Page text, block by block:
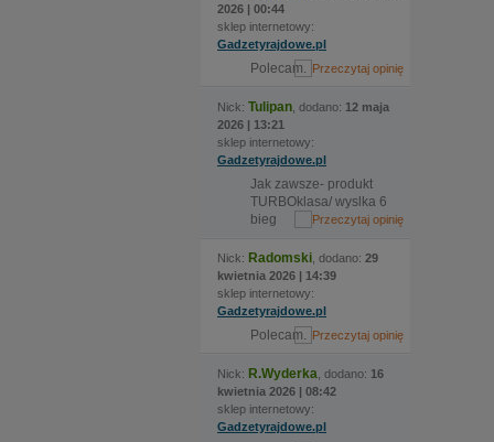
2026 | 00:44
sklep internetowy:
Gadzetyrajdowe.pl
Polecam.
Nick: Tulipan , dodano: 12 maja
2026 | 13:21
sklep internetowy:
Gadzetyrajdowe.pl
Jak zawsze- produkt
TURBOklasa/ wyslka 6
bieg
Nick: Radomski , dodano: 29
kwietnia 2026 | 14:39
sklep internetowy:
Gadzetyrajdowe.pl
Polecam.
Nick: R.Wyderka , dodano: 16
kwietnia 2026 | 08:42
sklep internetowy:
Gadzetyrajdowe.pl